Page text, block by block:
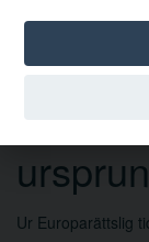
Ur Europarättslig